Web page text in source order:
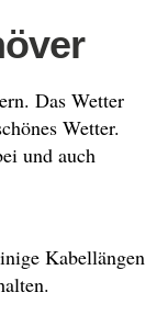
Das Wetter
Wetter.
und auch
Kabellängen